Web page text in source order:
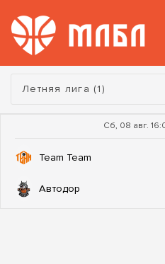
Турнир:
Летняя лига (1)
Сб, 08 авг.
Team Team
Автодор